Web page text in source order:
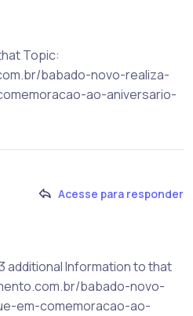
Topic:
babado-novo-realiza-
ao-aniversario-
Acesse para responder
additional Information to that
babado-novo-
em-comemoracao-ao-